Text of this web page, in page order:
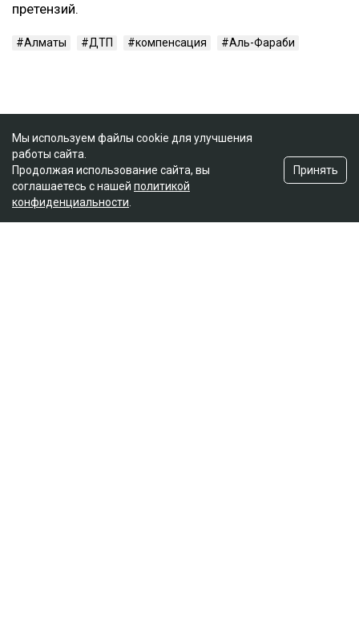
претензий.
Алматы ДТП компенсация Аль-Фараби
Мы используем файлы cookie для улучшения
работы сайта.
Продолжая использование сайта, вы
соглашаетесь с нашей политикой
конфиденциальности
Принять